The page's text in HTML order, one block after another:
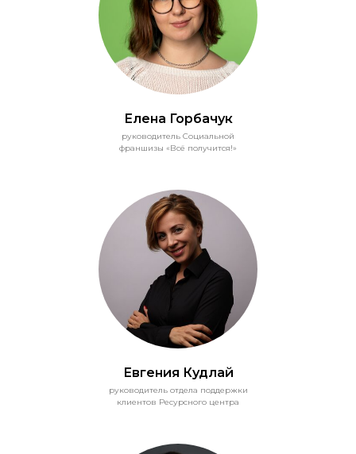
Елена Горбачук
руководитель Социальной
франшизы «Всё получится!»
Евгения Кудлай
руководитель отдела поддержки
клиентов Ресурсного центра